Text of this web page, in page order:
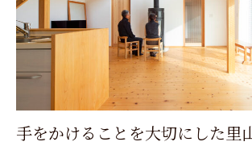
手をかけることを大切にした里